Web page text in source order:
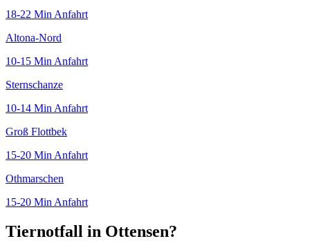
18-22 Min Anfahrt
Altona-Nord
10-15 Min Anfahrt
Sternschanze
10-14 Min Anfahrt
Groß Flottbek
15-20 Min Anfahrt
Othmarschen
15-20 Min Anfahrt
Tiernotfall in Ottensen?